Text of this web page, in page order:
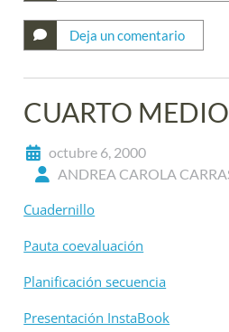
Deja un comentario
CUARTO MEDIO
octubre 6, 2000
ANDREA CAROLA
Cuadernillo
Pauta coevaluación
Planificación secuencia
Presentación InstaBook